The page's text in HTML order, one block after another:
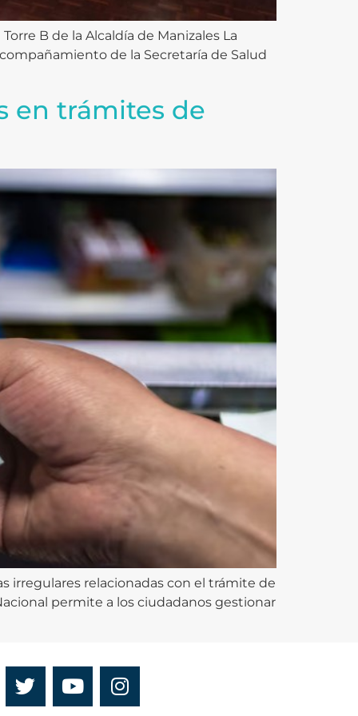
B de la Alcaldía de Manizales La
de la Secretaría de Salud
en trámites de
irregulares relacionadas con el trámite de
permite a los ciudadanos gestionar